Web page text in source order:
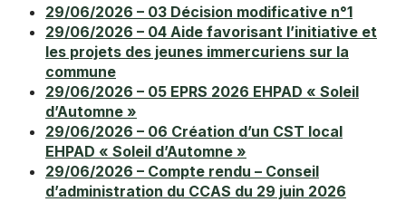
29/06/2026 – 03 Décision modificative n°1
29/06/2026 – 04 Aide favorisant l’initiative et
les projets des jeunes immercuriens sur la
commune
29/06/2026 – 05 EPRS 2026 EHPAD « Soleil
d’Automne »
29/06/2026 – 06 Création d’un CST local
EHPAD « Soleil d’Automne »
29/06/2026 – Compte rendu – Conseil
d’administration du CCAS du 29 juin 2026